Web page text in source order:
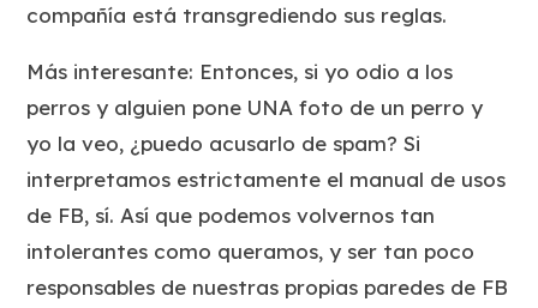
compañía está transgrediendo sus reglas.
Más interesante: Entonces, si yo odio a los
perros y alguien pone UNA foto de un perro y
yo la veo, ¿puedo acusarlo de spam? Si
interpretamos estrictamente el manual de usos
de FB, sí. Así que podemos volvernos tan
intolerantes como queramos, y ser tan poco
responsables de nuestras propias paredes de FB